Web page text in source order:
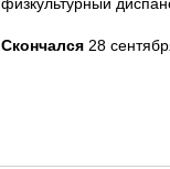
Скончался 28